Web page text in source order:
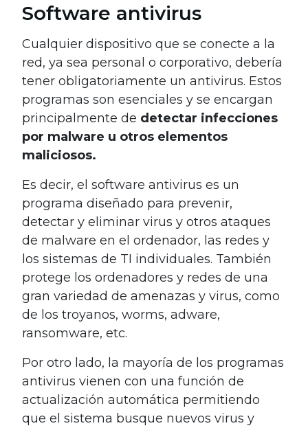
Software antivirus
Cualquier dispositivo que se conecte a la
red, ya sea personal o corporativo, debería
tener obligatoriamente un antivirus. Estos
programas son esenciales y se encargan
principalmente de detectar infecciones
por malware u otros elementos
maliciosos.
Es decir, el software antivirus es un
programa diseñado para prevenir,
detectar y eliminar virus y otros ataques
de malware en el ordenador, las redes y
los sistemas de TI individuales. También
protege los ordenadores y redes de una
gran variedad de amenazas y virus, como
de los troyanos, worms, adware,
ransomware, etc.
Por otro lado, la mayoría de los programas
antivirus vienen con una función de
actualización automática permitiendo
que el sistema busque nuevos virus y